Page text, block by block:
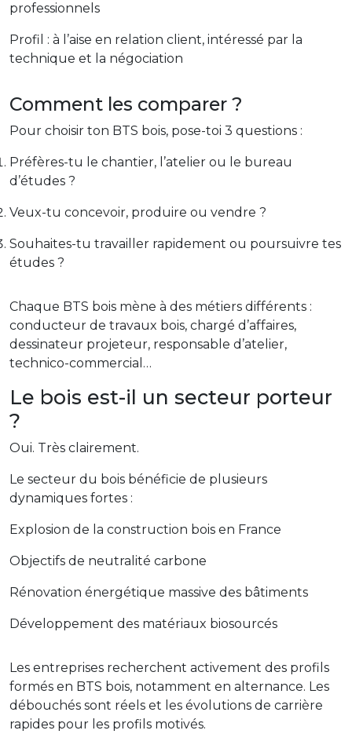
professionnels
Profil : à l’aise en relation client, intéressé par la
technique et la négociation
Comment les comparer ?
Pour choisir ton BTS bois, pose-toi 3 questions :
Préfères-tu le chantier, l’atelier ou le bureau
d’études ?
Veux-tu concevoir, produire ou vendre ?
Souhaites-tu travailler rapidement ou poursuivre tes
études ?
Chaque BTS bois mène à des métiers différents :
conducteur de travaux bois, chargé d’affaires,
dessinateur projeteur, responsable d’atelier,
technico-commercial…
Le bois est-il un secteur porteur
?
Oui. Très clairement.
Le secteur du bois bénéficie de plusieurs
dynamiques fortes :
Explosion de la construction bois en France
Objectifs de neutralité carbone
Rénovation énergétique massive des bâtiments
Développement des matériaux biosourcés
Les entreprises recherchent activement des profils
formés en BTS bois, notamment en alternance. Les
débouchés sont réels et les évolutions de carrière
rapides pour les profils motivés.